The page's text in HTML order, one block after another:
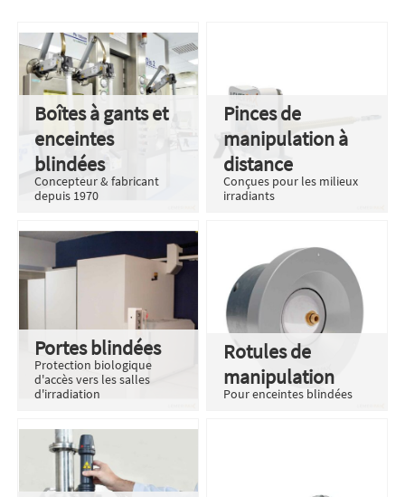
Boîtes à gants et
enceintes
blindées
Concepteur & fabricant
depuis 1970
Pinces de
manipulation à
distance
Conçues pour les milieux
irradiants
Portes blindées
Protection biologique
d'accès vers les salles
d'irradiation
Rotules de
manipulation
Pour enceintes blindées